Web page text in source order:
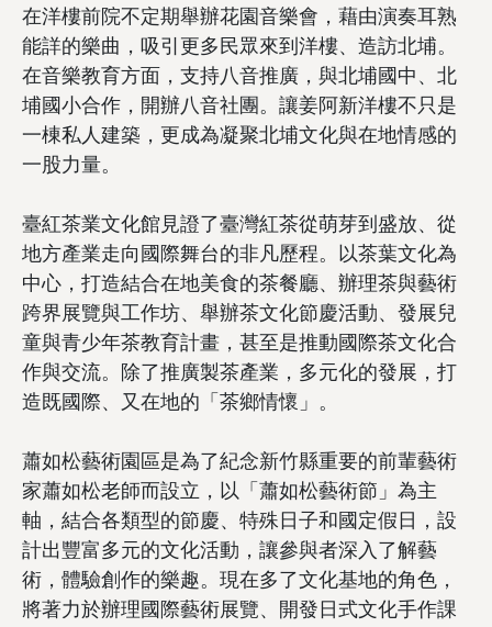
在洋樓前院不定期舉辦花園音樂會，藉由演奏耳熟
能詳的樂曲，吸引更多民眾來到洋樓、造訪北埔。
在音樂教育方面，支持八音推廣，與北埔國中、北
埔國小合作，開辦八音社團。讓姜阿新洋樓不只是
一棟私人建築，更成為凝聚北埔文化與在地情感的
一股力量。
臺紅茶業文化館見證了臺灣紅茶從萌芽到盛放、從
地方產業走向國際舞台的非凡歷程。以茶葉文化為
中心，打造結合在地美食的茶餐廳、辦理茶與藝術
跨界展覽與工作坊、舉辦茶文化節慶活動、發展兒
童與青少年茶教育計畫，甚至是推動國際茶文化合
作與交流。除了推廣製茶產業，多元化的發展，打
造既國際、又在地的「茶鄉情懷」。
蕭如松藝術園區是為了紀念新竹縣重要的前輩藝術
家蕭如松老師而設立，以「蕭如松藝術節」為主
軸，結合各類型的節慶、特殊日子和國定假日，設
計出豐富多元的文化活動，讓參與者深入了解藝
術，體驗創作的樂趣。現在多了文化基地的角色，
將著力於辦理國際藝術展覽、開發日式文化手作課